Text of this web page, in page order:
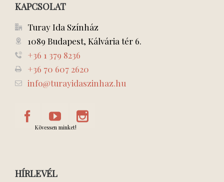
KAPCSOLAT
Turay Ida Színház
1089 Budapest, Kálvária tér 6.
+36 1 379 8236
+36 70 607 2620
info@turayidaszinhaz.hu
Kövessen minket!
HÍRLEVÉL